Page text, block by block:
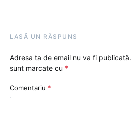
LASĂ UN RĂSPUNS
Adresa ta de email nu va fi publicată.
sunt marcate cu *
Comentariu *